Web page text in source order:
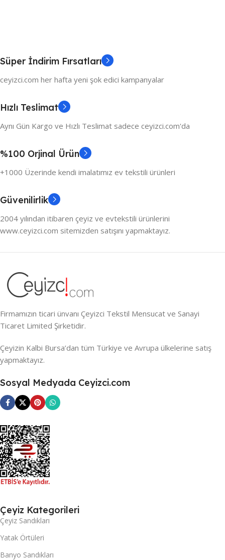
Süper İndirim Fırsatları
ceyizci.com her hafta yeni şok edici kampanyalar
Hızlı Teslimat
Aynı Gün Kargo ve Hızlı Teslimat sadece ceyizci.com'da
%100 Orjinal Ürün
+1000 Üzerinde kendi imalatımız ev tekstili ürünleri
Güvenilirlik
2004 yılından itibaren çeyiz ve evtekstili ürünlerini
www.ceyizci.com sitemizden satışını yapmaktayız.
Firmamızın ticari ünvanı Çeyizci Tekstil Mensucat ve Sanayi
Ticaret Limited Şirketidir.
Çeyizin Kalbi Bursa’dan tüm Türkiye ve Avrupa ülkelerine satış
yapmaktayız.
Sosyal Medyada Ceyizci.com
Çeyiz Kategorileri
Çeyiz Sandıkları
Yatak Örtüleri
Banyo Sandıkları